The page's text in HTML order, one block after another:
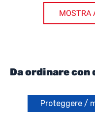
MOSTRA
Da ordinare
Proteggere /